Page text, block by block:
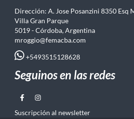
Dirección: A. Jose Posanzini 8350 Esq
Villa Gran Parque
5019 - Córdoba, Argentina
mroggio@femacba.com
+5493515128628
Seguinos en las redes
Suscripción al newsletter